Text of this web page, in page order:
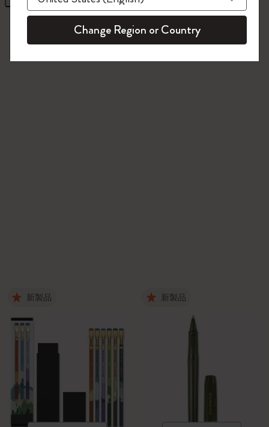
845 プロダクツ
新製品 新製品
今すぐ会員登録 !
Change Region or Country